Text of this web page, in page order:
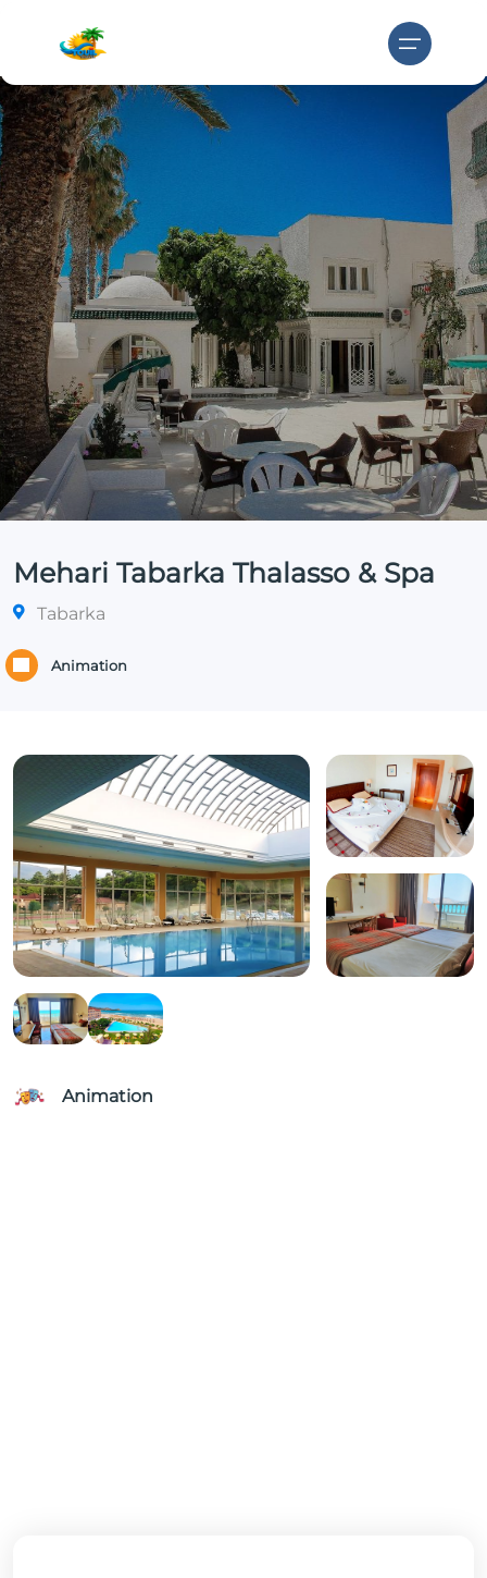
Mehari Tabarka Thalasso & Spa
Tabarka
Animation
Animation